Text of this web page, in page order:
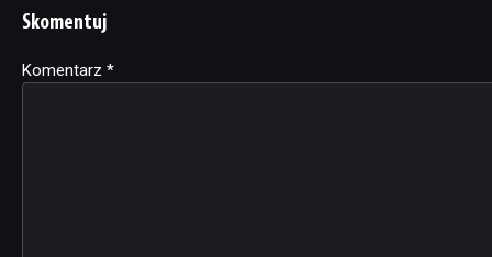
Skomentuj
Komentarz *
Alternative: